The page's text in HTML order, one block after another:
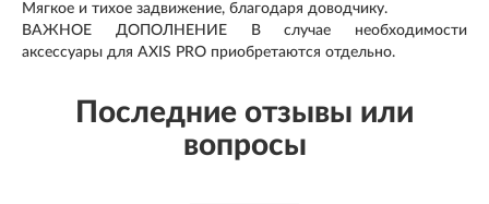
Мягкое и тихое задвижение, благодаря доводчику.
ВАЖНОЕ ДОПОЛНЕНИЕ В случае необходимости
аксессуары для AXIS PRO приобретаются отдельно.
Последние отзывы или
вопросы